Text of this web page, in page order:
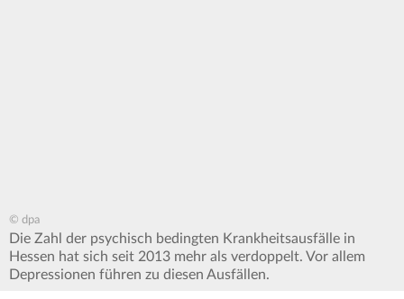
© dpa
Die Zahl der psychisch bedingten Krankheitsausfälle in
Hessen hat sich seit 2013 mehr als verdoppelt. Vor allem
Depressionen führen zu diesen Ausfällen.